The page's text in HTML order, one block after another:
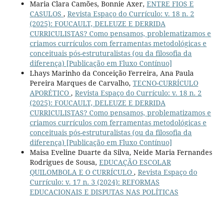
Maria Clara Camões, Bonnie Axer, ENTRE FIOS E
CASULOS , Revista Espaço do Currículo: v. 18 n. 2
(2025): FOUCAULT, DELEUZE E DERRIDA
CURRICULISTAS? Como pensamos, problematizamos e
criamos currículos com ferramentas metodológicas e
conceituais pós-estruturalistas (ou da filosofia da
diferença) [Publicação em Fluxo Contínuo]
Lhays Marinho da Conceição Ferreira, Ana Paula
Pereira Marques de Carvalho, TECNO-CURRÍCULO
APORÉTICO , Revista Espaço do Currículo: v. 18 n. 2
(2025): FOUCAULT, DELEUZE E DERRIDA
CURRICULISTAS? Como pensamos, problematizamos e
criamos currículos com ferramentas metodológicas e
conceituais pós-estruturalistas (ou da filosofia da
diferença) [Publicação em Fluxo Contínuo]
Maisa Eveline Duarte da Silva, Neide Maria Fernandes
Rodrigues de Sousa, EDUCAÇÃO ESCOLAR
QUILOMBOLA E O CURRÍCULO , Revista Espaço do
Currículo: v. 17 n. 3 (2024): REFORMAS
EDUCACIONAIS E DISPUTAS NAS POLÍTICAS